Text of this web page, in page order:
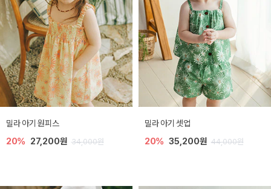
밀라 아기 원피스
20% 27,200원 34,000원
밀라 아기 셋업
20% 35,200원 44,000원